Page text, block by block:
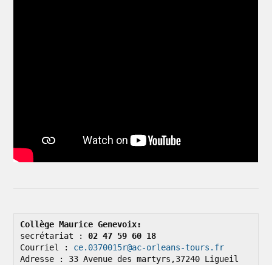
Collège Maurice Genevoix:
secrétariat : 02 47 59 60 18
Courriel : ce.0370015r@ac-orleans-tours.fr
Adresse : 33 Avenue des martyrs,37240 Ligueil